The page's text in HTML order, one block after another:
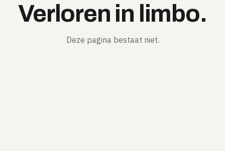
Verloren in limbo.
Deze pagina bestaat niet.